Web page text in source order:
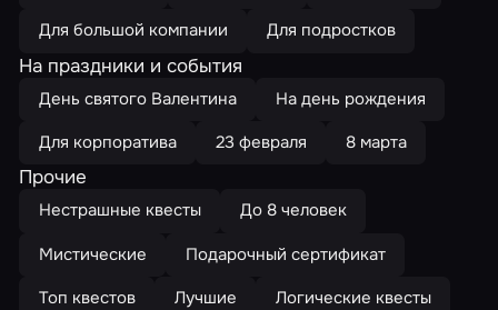
Для большой компании
Для подростков
На праздники и события
День святого Валентина
На день рождения
Для корпоратива
23 февраля 8 марта
Прочие
Нестрашные квесты
До 8 человек
Мистические
Подарочный сертификат
Топ квестов
Лучшие
Логические квесты